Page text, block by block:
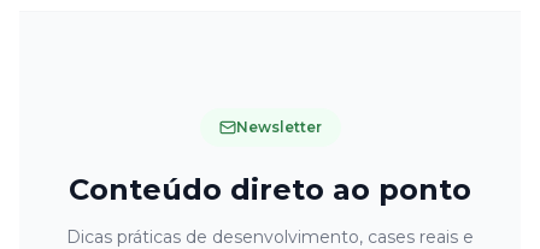
Newsletter
Conteúdo direto ao ponto
Dicas práticas de desenvolvimento, cases reais e